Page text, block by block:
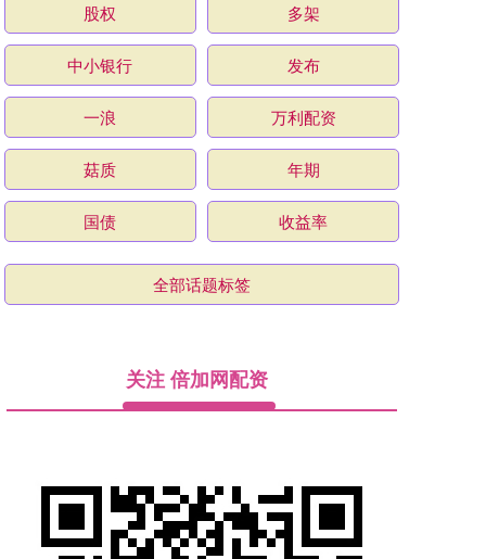
股权 多架
中小银行 发布
一浪 万利配资
菇质 年期
国债 收益率
全部话题标签
关注 倍加网配资